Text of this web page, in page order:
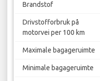
Brandstof
Drivstofforbruk på
motorvei per 100 km
Maximale bagageruimte
Minimale bagageruimte